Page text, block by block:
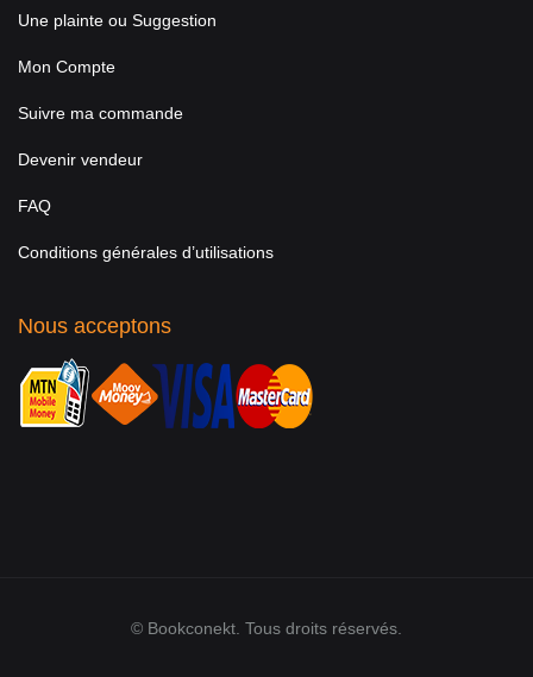
Une plainte ou Suggestion
Mon Compte
Suivre ma commande
Devenir vendeur
FAQ
Conditions générales d’utilisations
Nous acceptons
© Bookconekt. Tous droits réservés.